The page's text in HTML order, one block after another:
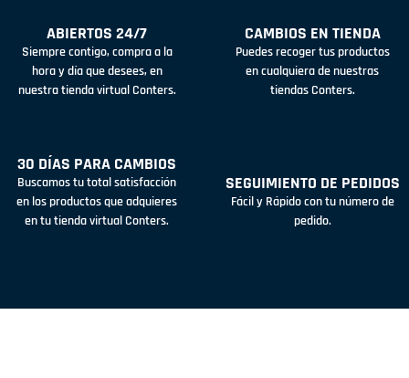
ABIERTOS 24/7
Siempre contigo, compra a la
hora y día que desees, en
nuestra tienda virtual Conters.
CAMBIOS EN TIENDA
Puedes recoger tus productos
en cualquiera de nuestras
tiendas Conters.
30 DÍAS PARA CAMBIOS
Buscamos tu total satisfacción
en los productos que adquieres
en tu tienda virtual Conters.
SEGUIMIENTO DE PEDIDOS
Fácil y Rápido con tu número de
pedido.